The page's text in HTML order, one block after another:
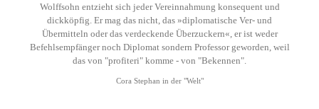
Wolffsohn entzieht sich jeder Vereinnahmung konsequent und
dickköpfig. Er mag das nicht, das »diplomatische Ver- und
Übermitteln oder das verdeckende Überzuckern«, er ist weder
Befehlsempfänger noch Diplomat sondern Professor geworden, weil
das von "profiteri" komme - von "Bekennen".
Cora Stephan in der "Welt"